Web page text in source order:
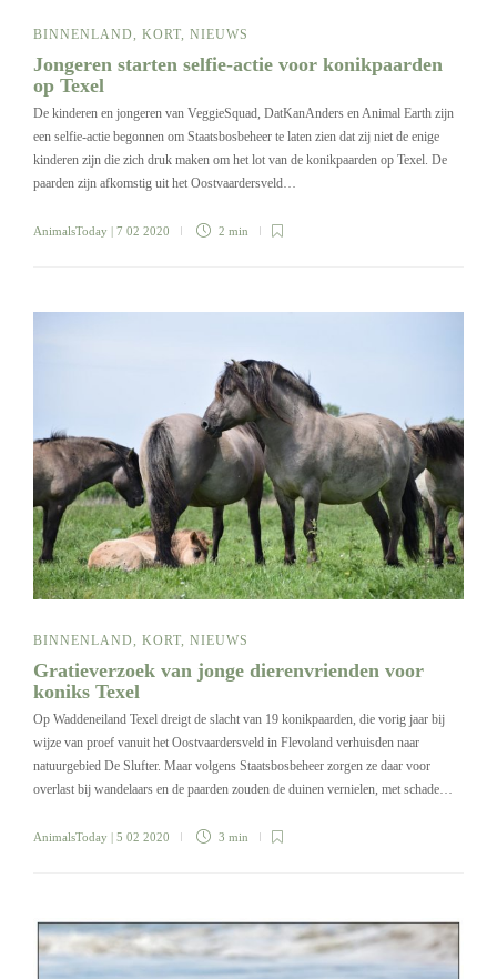
BINNENLAND KORT NIEUWS
Jongeren starten selfie-actie voor konikpaarden
op Texel
De kinderen en jongeren van VeggieSquad, DatKanAnders en Animal Earth zijn
een selfie-actie begonnen om Staatsbosbeheer te laten zien dat zij niet de enige
kinderen zijn die zich druk maken om het lot van de konikpaarden op Texel. De
paarden zijn afkomstig uit het Oostvaardersveld…
AnimalsToday | 7 02 2020 2 min
BINNENLAND KORT NIEUWS
Gratieverzoek van jonge dierenvrienden voor
koniks Texel
Op Waddeneiland Texel dreigt de slacht van 19 konikpaarden, die vorig jaar bij
wijze van proef vanuit het Oostvaardersveld in Flevoland verhuisden naar
natuurgebied De Slufter. Maar volgens Staatsbosbeheer zorgen ze daar voor
overlast bij wandelaars en de paarden zouden de duinen vernielen, met schade…
AnimalsToday | 5 02 2020 3 min